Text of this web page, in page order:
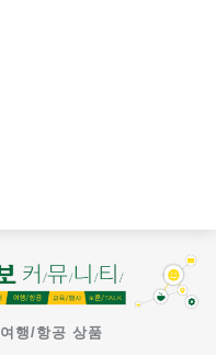
여행/항공 상품